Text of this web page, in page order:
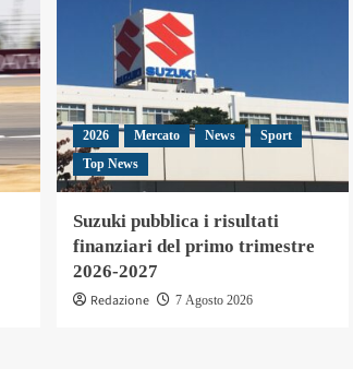
2026 Mercato News
Sport
Top News
Suzuki pubblica i risultati
finanziari del primo trimestre
2026-2027
Redazione 7 Agosto 2026